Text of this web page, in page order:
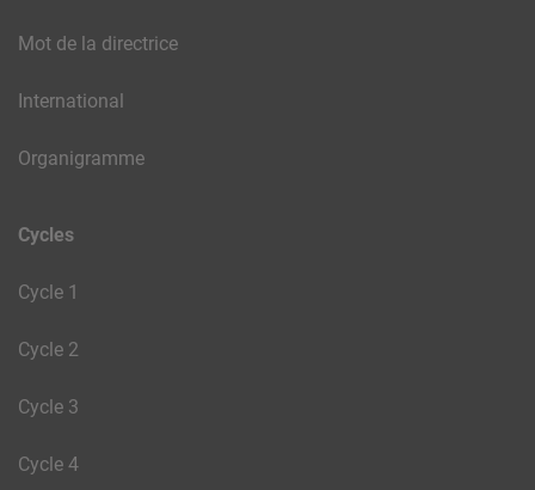
Mot de la directrice
International
Organigramme
Cycles
Cycle 1
Cycle 2
Cycle 3
Cycle 4